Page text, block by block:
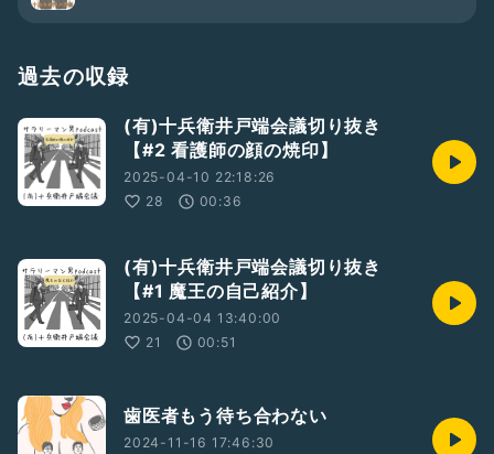
過去の収録
(有)十兵衛井戸端会議切り抜き
【#2 看護師の顔の焼印】
2025-04-10 22:18:26
28
00:36
(有)十兵衛井戸端会議切り抜き
【#1 魔王の自己紹介】
2025-04-04 13:40:00
21
00:51
歯医者もう待ち合わない
2024-11-16 17:46:30